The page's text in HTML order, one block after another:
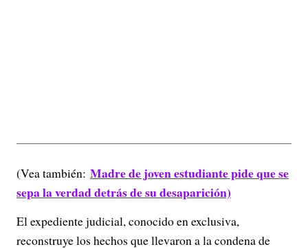
(Vea también: Madre de joven estudiante pide que se
sepa la verdad detrás de su desaparición)
El expediente judicial, conocido en exclusiva,
reconstruye los hechos que llevaron a la condena de